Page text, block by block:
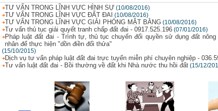
TƯ VẤN TRONG LĨNH VỰC HÌNH SỰ (10/08/2016)
TƯ VẤN TRONG LĨNH VỰC ĐẤT ĐAI (10/08/2016)
TƯ VẤN TRONG LĨNH VỰC GIẢI PHÓNG MẶT BẰNG (10/08/2016)
Tư vấn thủ tục giải quyết tranh chấp đất đai - 0917.525.196 (07/01/2016)
Pháp luật đất đai - Trình tự, thủ tục chuyển đổi quyền sử dụng đất
nhân để thực hiện "dồn điền đổi thửa"
(15/10/2015)
Dịch vụ tư vấn pháp luật đất đai trực tuyến miễn phí chuyên nghiệp -
Tư vấn luật đất đai - Bồi thường về đất khi Nhà nước thu hồi đất (15/12/